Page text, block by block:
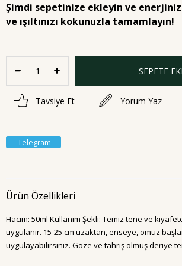
Şimdi sepetinize ekleyin ve
ve ışıltınızı kokunuzla tamamlayın!
Tavsiye Et Yorum Yaz
Telegram
Ürün Özellikleri
Hacim: 50ml Kullanım Şekli: Temiz tene ve
uygulanır. 15-25 cm uzaktan, enseye, omuz
uygulayabilirsiniz. Göze ve tahriş olmuş deriye